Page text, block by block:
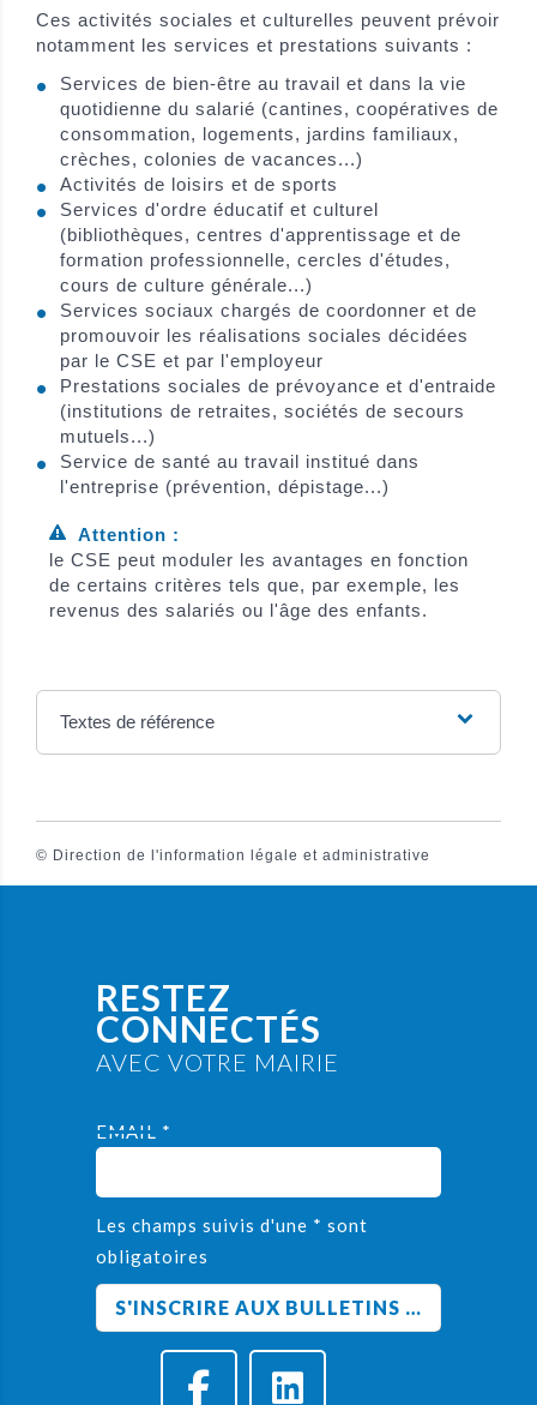
Ces activités sociales et culturelles peuvent prévoir
notamment les services et prestations suivants :
Services de bien-être au travail et dans la vie
quotidienne du salarié (cantines, coopératives de
consommation, logements, jardins familiaux,
crèches, colonies de vacances...)
Activités de loisirs et de sports
Services d'ordre éducatif et culturel
(bibliothèques, centres d'apprentissage et de
formation professionnelle, cercles d'études,
cours de culture générale...)
Services sociaux chargés de coordonner et de
promouvoir les réalisations sociales décidées
par le CSE et par l'employeur
Prestations sociales de prévoyance et d'entraide
(institutions de retraites, sociétés de secours
mutuels...)
Service de santé au travail institué dans
l'entreprise (prévention, dépistage...)
Attention :
le CSE peut moduler les avantages en fonction
de certains critères tels que, par exemple, les
revenus des salariés ou l'âge des enfants.
Textes de référence
© Direction de l'information légale et administrative
RESTEZ
CONNECTÉS
AVEC VOTRE MAIRIE
EMAIL *
Les champs suivis d'une * sont
obligatoires